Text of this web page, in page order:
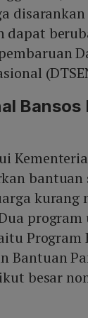
dapat
Bansos
bantuan
kurang
Program
Bantuan
besar